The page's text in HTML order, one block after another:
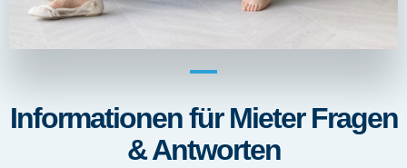
Informationen für Mieter Fragen
& Antworten